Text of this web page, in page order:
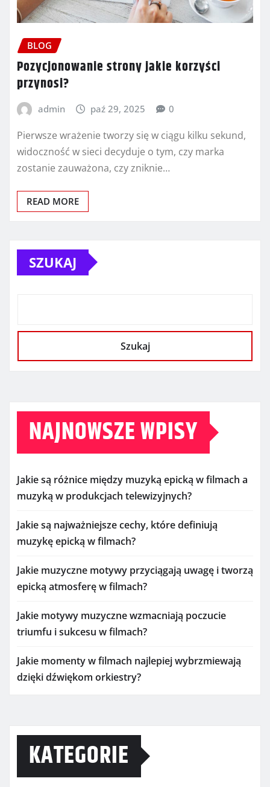
BLOG
Pozycjonowanie strony jakie korzyści
przynosi?
admin paź 29, 2025 0
Pierwsze wrażenie tworzy się w ciągu kilku sekund,
widoczność w sieci decyduje o tym, czy marka
zostanie zauważona, czy zniknie…
READ MORE
SZUKAJ
Szukaj
NAJNOWSZE WPISY
Jakie są różnice między muzyką epicką w filmach a
muzyką w produkcjach telewizyjnych?
Jakie są najważniejsze cechy, które definiują
muzykę epicką w filmach?
Jakie muzyczne motywy przyciągają uwagę i tworzą
epicką atmosferę w filmach?
Jakie motywy muzyczne wzmacniają poczucie
triumfu i sukcesu w filmach?
Jakie momenty w filmach najlepiej wybrzmiewają
dzięki dźwiękom orkiestry?
KATEGORIE